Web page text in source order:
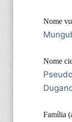
Nome
Nome
Família